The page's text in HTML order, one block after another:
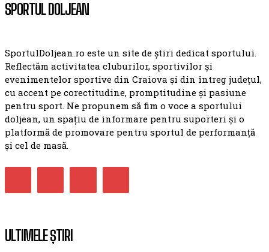
SPORTUL DOLJEAN
SportulDoljean.ro este un site de știri dedicat sportului.
Reflectăm activitatea cluburilor, sportivilor și
evenimentelor sportive din Craiova și din întreg județul,
cu accent pe corectitudine, promptitudine și pasiune
pentru sport. Ne propunem să fim o voce a sportului
doljean, un spațiu de informare pentru suporteri și o
platformă de promovare pentru sportul de performanță
și cel de masă.
ULTIMELE ȘTIRI